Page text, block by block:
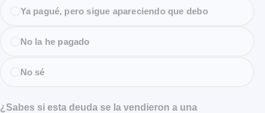
Ya pagué, pero sigue apareciendo que debo
No la he pagado
No sé
¿Sabes si esta deuda se la vendieron a una